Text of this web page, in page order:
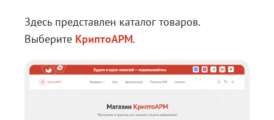
Здесь представлен каталог товаров.
Выберите КриптоАРМ.